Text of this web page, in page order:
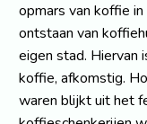
opmars van koffie
ontstaan van
eigen stad. Hiervan
koffie, afkomstig.
waren blijkt uit het